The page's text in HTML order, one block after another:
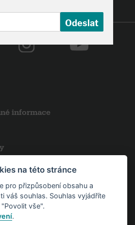
informace
na této stránce
pro přizpůsobení obsahu a
váš souhlas. Souhlas vyjádříte
vše".
.